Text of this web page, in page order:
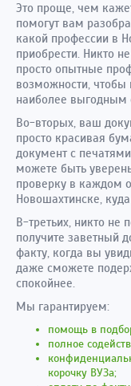
Это проще, чем
помогут вам
какой профессии в
приобрести. Никто
просто опытные
возможности,
наиболее выгодным
Во-вторых, ваш
просто красивая
документ с
можете быть
проверку в каждом
Новошахтинске,
В-третьих, никто не
получите заветный
факту, когда вы
даже сможете
спокойнее.
Мы гарантируем:
помощь в
полное
корочку ВУЗа;